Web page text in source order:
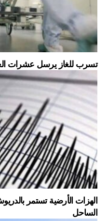
تسرب للغاز يرسل عشرات
الساحل